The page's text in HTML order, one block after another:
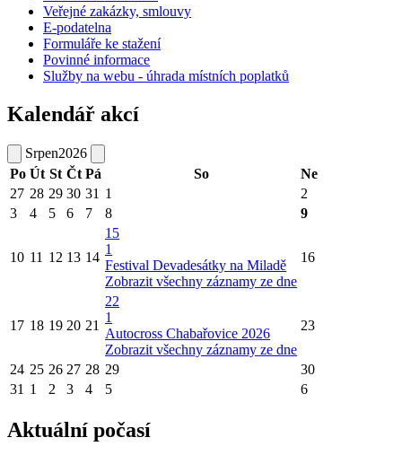
Veřejné zakázky, smlouvy
E-podatelna
Formuláře ke stažení
Povinné informace
Služby na webu - úhrada místních poplatků
Kalendář akcí
Srpen2026
Po Út St Čt Pá So
Ne
27 28 29 30 31 1
2
3
4 5 6 7 8 9
10 11 12 13 14
15
1
Festival Devadesátky na Miladě
Zobrazit všechny záznamy ze dne
16
17 18 19 20 21
22
1
Autocross Chabařovice 2026
Zobrazit všechny záznamy ze dne
23
24 25 26 27 28 29
30
31 1 2 3 4 5 6
Aktuální počasí